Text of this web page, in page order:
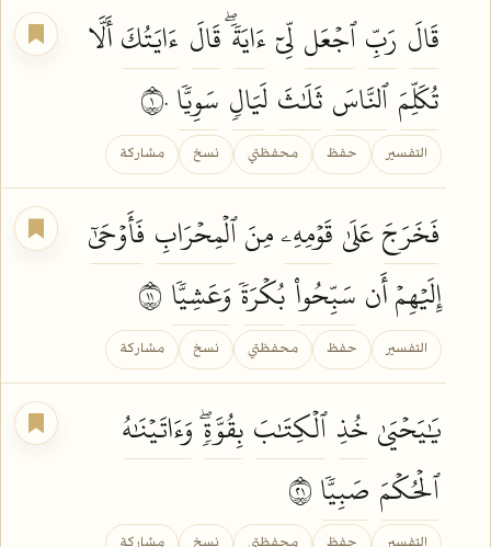
قَالَ رَبِّٱجۡعَل لِّيٓ ءَايَةٗۖقَالَ ءَايَتُكَأَلَّا
تُكَلِّمَٱلنَّاسَ ثَلَٰثَ لَيَالٖ سَوِيّٗا
التفسير حفظ محفظتي نسخ مشاركة
فَخَرَجَعَلَىٰ قَوۡمِهِۦمِنَٱلۡمِحۡرَابِ فَأَوۡحَىٰٓ
إِلَيۡهِمۡ أَن سَبِّحُواْ بُكۡرَةٗ وَعَشِيّٗا
التفسير حفظ محفظتي نسخ مشاركة
يَٰيَحۡيَىٰخُذِٱلۡكِتَٰبَ بِقُوَّةٖۖ وَءَاتَيۡنَٰهُ
ٱلۡحُكۡمَ صَبِيّٗا